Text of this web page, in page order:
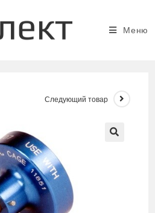
Меню
Следующий товар